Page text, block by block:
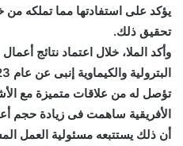
يؤكد على استفادتها مما تملكه
تحقيق ذلك.
وأكد الملا، خلال اعتماد نتائج
تؤصل له من علاقات متميزة مع
الأفريقية ساهمت فى زيادة حجم
أن ذلك يستتبعه مسئولية العمل